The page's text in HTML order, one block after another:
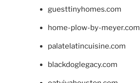
guesttinyhomes.com
home-plow-by-meyer.com
palatelatincuisine.com
blackdoglegacy.com